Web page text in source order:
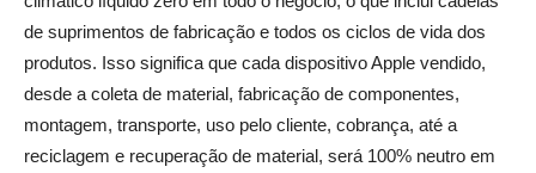
de suprimentos de fabricação e todos os ciclos de vida dos
produtos. Isso significa que cada dispositivo Apple vendido,
desde a coleta de material, fabricação de componentes,
montagem, transporte, uso pelo cliente, cobrança, até a
reciclagem e recuperação de material, será 100% neutro em